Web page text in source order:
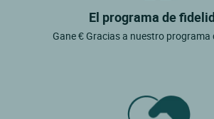
El programa de
Gane € Gracias a nuestro programa